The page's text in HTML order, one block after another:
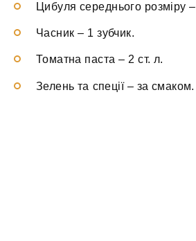
Цибуля середнього розміру –
Часник – 1 зубчик.
Томатна паста –2 ст. л.
Зелень та спеції– за смаком.